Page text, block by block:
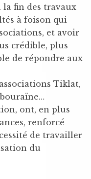
la fin des travaux
à foison qui
et avoir
crédible, plus
de répondre aux
Tiklat,
ont, en plus
renforcé
de travailler
du